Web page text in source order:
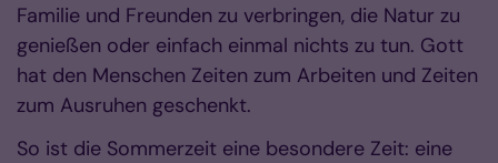
Familie und Freunden zu verbringen, die Natur zu
genießen oder einfach einmal nichts zu tun. Gott
hat den Menschen Zeiten zum Arbeiten und Zeiten
zum Ausruhen geschenkt.
So ist die Sommerzeit eine besondere Zeit: eine